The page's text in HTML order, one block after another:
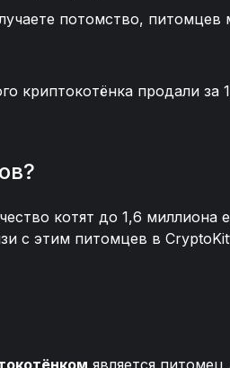
потомство,
криптокотёнка продали
котят до 1,6
с этим питомцев в